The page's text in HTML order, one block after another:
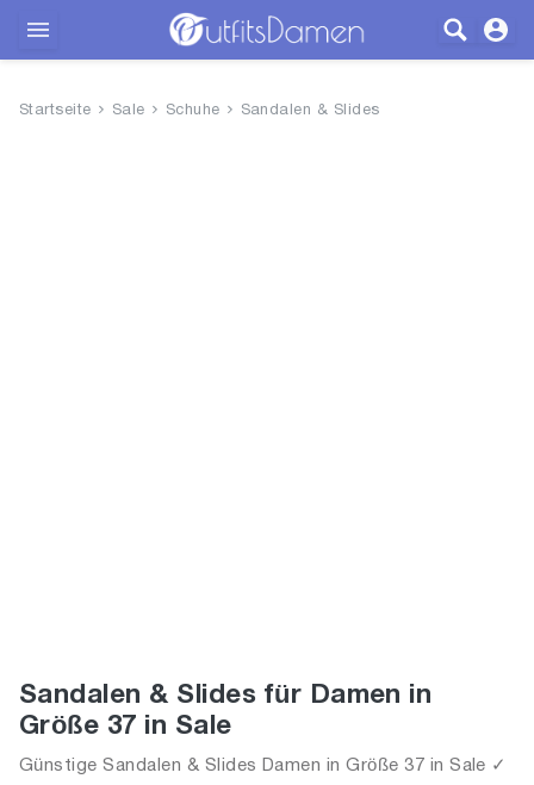
Startseite Sale Schuhe Sandalen & Slides
Sandalen & Slides für Damen in
Größe 37 in Sale
Günstige Sandalen & Slides Damen in Größe 37 in Sale ✓